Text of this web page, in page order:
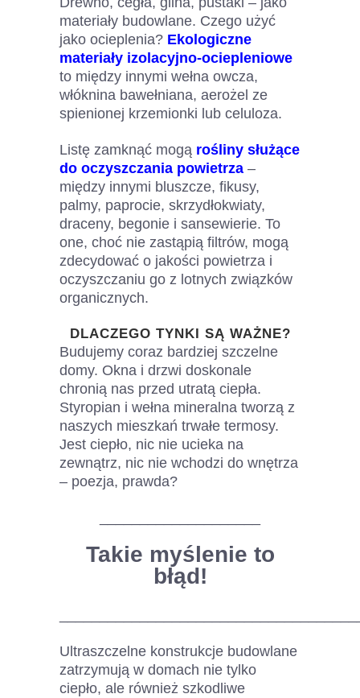
materiały budowlane. Czego użyć
jako ocieplenia? Ekologiczne
materiały izolacyjno-ociepleniowe
to między innymi wełna owcza,
włóknina bawełniana, aerożel ze
spienionej krzemionki lub celuloza.
Listę zamknąć mogą rośliny służące
do oczyszczania powietrza –
między innymi bluszcze, fikusy,
palmy, paprocie, skrzydłokwiaty,
draceny, begonie i sansewierie. To
one, choć nie zastąpią filtrów, mogą
zdecydować o jakości powietrza i
oczyszczaniu go z lotnych związków
organicznych.
DLACZEGO TYNKI SĄ WAŻNE?
Budujemy coraz bardziej szczelne
domy. Okna i drzwi doskonale
chronią nas przed utratą ciepła.
Styropian i wełna mineralna tworzą z
naszych mieszkań trwałe termosy.
Jest ciepło, nic nie ucieka na
zewnątrz, nic nie wchodzi do wnętrza
– poezja, prawda?
Takie myślenie to
błąd!
Ultraszczelne konstrukcje budowlane
zatrzymują w domach nie tylko
ciepło, ale również szkodliwe